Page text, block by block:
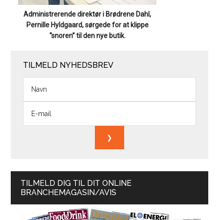
Administrerende direktør i Brødrene Dahl,
Pernille Hyldgaard, sørgede for at klippe
“snoren” til den nye butik.
TILMELD NYHEDSBREV
TILMELD DIG TIL DIT ONLINE
BRANCHEMAGASIN/AVIS